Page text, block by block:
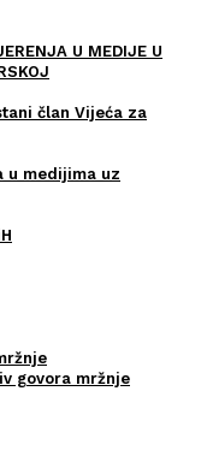
U MEDIJE U
član Vijeća za
u medijima uz
govora mržnje